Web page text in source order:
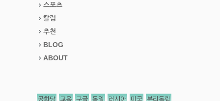
스포츠
칼럼
추천
BLOG
ABOUT
공화당 교육 구글 독일 러시아 미국 분리독립